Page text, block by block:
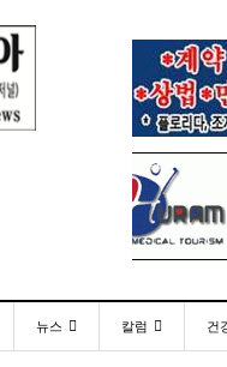
뉴스 칼럼 건